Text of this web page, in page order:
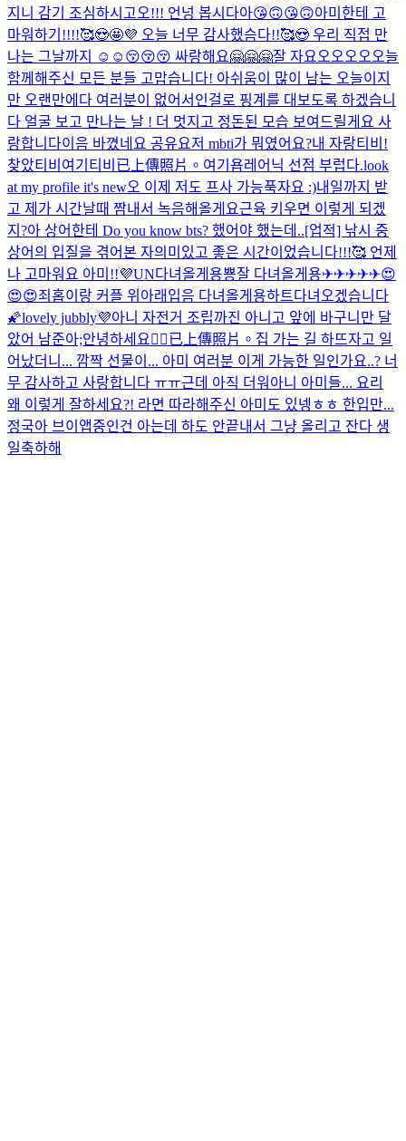
지니 감기 조심하시고오!!! 언넝 봅시다아😘🙃😘🙃아미한테 고
마워하기!!!!🥰😍🤩💜 오늘 너무 감사했슴다!!🥰😍 우리 직접 만
나는 그날까지 ☺☺😚😚😚 싸랑해요🤗🤗🤗잘 자요오오오오 오늘
함께해주신 모든 분들 고맙습니다! 아쉬움이 많이 남는 오늘이지
만 오랜만에다 여러분이 없어서인걸로 핑계를 대보도록 하겠습니
다 얼굴 보고 만나는 날 ! 더 멋지고 정돈된 모습 보여드릴게요 사
랑합니다이 음 바꼈네요 공유요저 mbti가 뭐였어요?내 자랑티비!
찾았티비 여기티비 已上傳照片。 여기욥레어닉 선점 부럽다.look
at my profile it's new오 이제 저도 프사 가능푹자요 :)내일까지 받
고 제가 시간날때 짬내서 녹음해올게요근육 키우면 이렇게 되겠
지?아 상어한테 Do you know bts? 했어야 했는데..[업적] 낚시 중
상어의 입질을 겪어본 자의미있고 좋은 시간이었습니다!!!🥰 언제
나 고마워요 아미!!💜UN다녀올게용뿅잘 다녀올게용✈✈✈✈✈😍
😍😍죄홉이랑 커플 위아래입음 다녀올게용하트다녀오겠습니다
🌠lovely jubbly💜아니 자전거 조립까진 아니고 앞에 바구니만 달
았어 남준아;안녕하세요🙇‍♂️已上傳照片。 집 가는 길 하뜨자고 일
어났더니... 깜짝 선물이... 아미 여러분 이게 가능한 일인가요..? 너
무 감사하고 사랑합니다 ㅠㅠ근데 아직 더워 아니 아미들... 요리
왜 이렇게 잘하세요?! 라면 따라해주신 아미도 있넹ㅎㅎ 한입만...
정국아 브이앱중인건 아는데 하도 안끝내서 그냥 올리고 잔다 생
일축하해